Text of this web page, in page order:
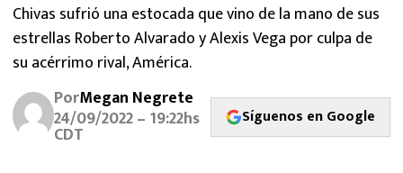
ATLANTE
SELECCIÓN MEXICANA
FUTBOL INTERNACIONAL
Chivas sufrió una estocada que vino de la mano de sus
estrellas Roberto Alvarado y Alexis Vega por culpa de
su acérrimo rival, América.
PorMegan Negrete
24/09/2022 – 19:22hs
CDT
Síguenos en Google